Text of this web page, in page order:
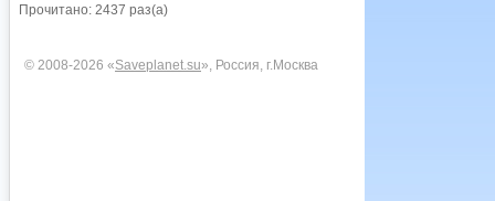
Прочитано: 2437 раз(а)
© 2008-2026 «Saveplanet.su», Россия, г.Москва